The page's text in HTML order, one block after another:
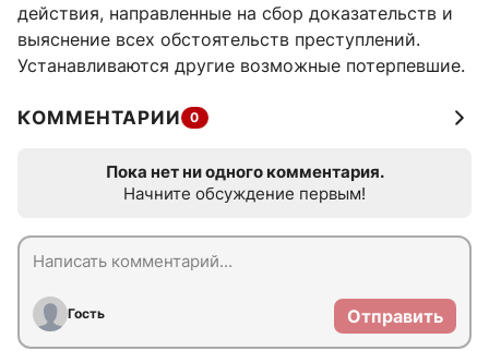
действия, направленные на сбор доказательств и
выяснение всех обстоятельств преступлений.
Устанавливаются другие возможные потерпевшие.
КОММЕНТАРИИ 0
Пока нет ни одного комментария.
Начните обсуждение первым!
Гость Отправить